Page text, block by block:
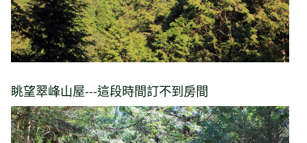
眺望翠峰山屋---這段時間訂不到房間